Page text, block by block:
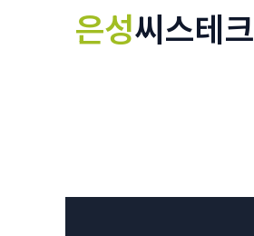
은성씨스테크